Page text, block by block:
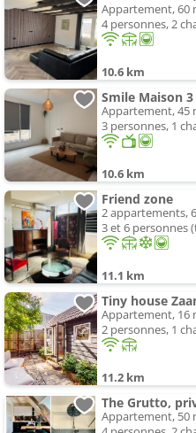
Appartement, 60
4 personnes, 2
10.6 km
Appartement, 45
3 personnes, 1
10.6 km
Friend zone
2 appartements,
3 et 6 personnes
11.1 km
Tiny house
Appartement, 16
2 personnes, 1
11.2 km
Appartement, 50